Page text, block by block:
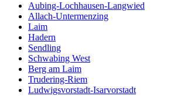
Aubing-Lochhausen-Langwied
Allach-Untermenzing
Laim
Hadern
Sendling
Schwabing West
Berg am Laim
Trudering-Riem
Ludwigsvorstadt-Isarvorstadt